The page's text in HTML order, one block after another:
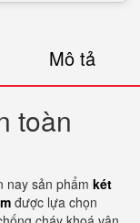
Mô tả
toàn
nay sản phẩm két
được lựa chọn